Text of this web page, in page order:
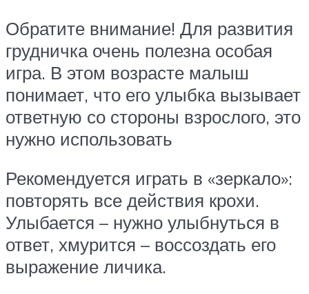
Обратите внимание! Для развития
грудничка очень полезна особая
игра. В этом возрасте малыш
понимает, что его улыбка вызывает
ответную со стороны взрослого, это
нужно использовать
Рекомендуется играть в «зеркало»:
повторять все действия крохи.
Улыбается – нужно улыбнуться в
ответ, хмурится – воссоздать его
выражение личика.